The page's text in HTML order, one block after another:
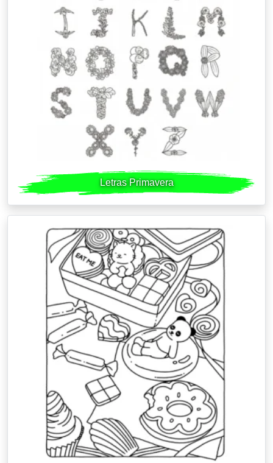
Letras Primavera